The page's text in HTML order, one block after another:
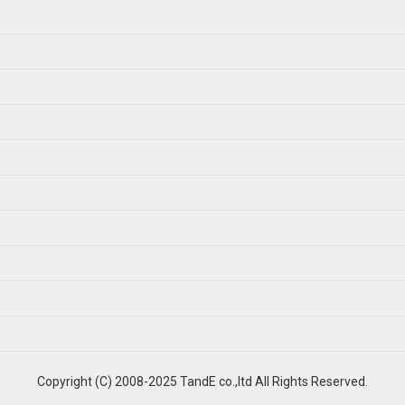
Copyright (C) 2008-2025 TandE co.,ltd All Rights Reserved.